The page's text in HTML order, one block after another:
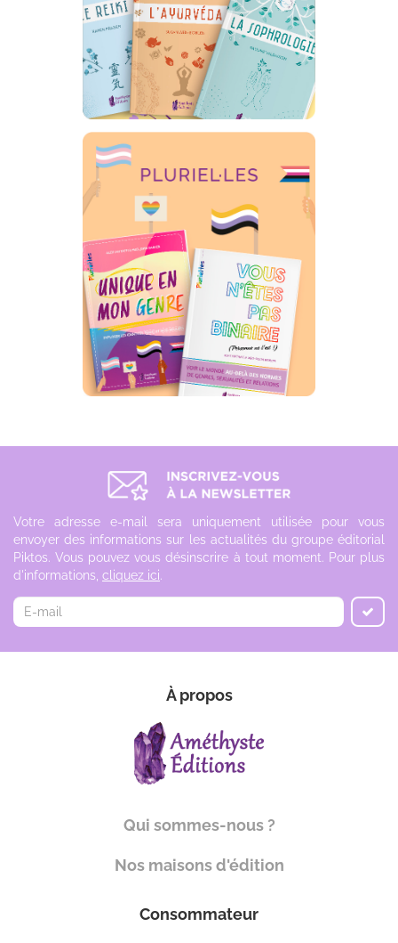
Votre adresse e-mail sera uniquement utilisée pour vous
envoyer des informations sur les actualités du groupe éditorial
Piktos. Vous pouvez vous désinscrire à tout moment. Pour plus
d'informations, cliquez ici.
À propos
Qui sommes-nous ?
Nos maisons d'édition
Consommateur